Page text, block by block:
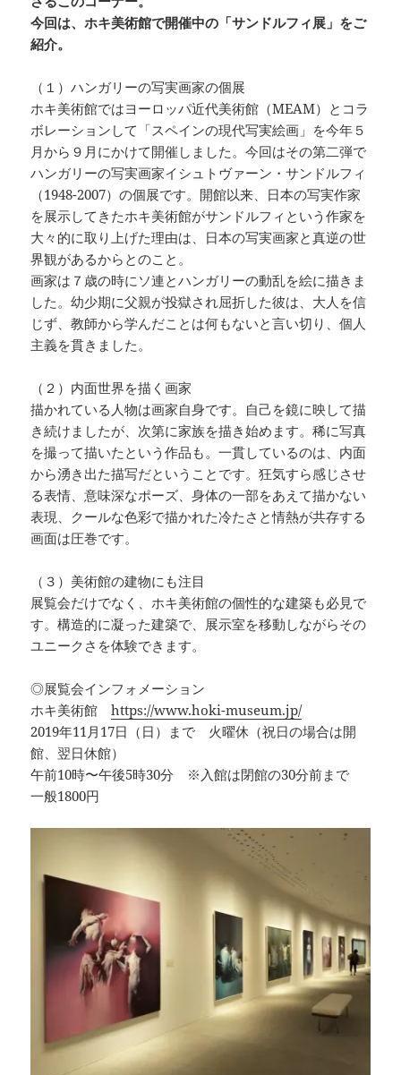
今回は、ホキ美術館で開催中の「サンドルフィ展」をご
紹介。
（１）ハンガリーの写実画家の個展
ホキ美術館ではヨーロッパ近代美術館（MEAM）とコラ
ボレーションして「スペインの現代写実絵画」を今年５
月から９月にかけて開催しました。今回はその第二弾で
ハンガリーの写実画家イシュトヴァーン・サンドルフィ
（1948-2007）の個展です。開館以来、日本の写実作家
を展示してきたホキ美術館がサンドルフィという作家を
大々的に取り上げた理由は、日本の写実画家と真逆の世
界観があるからとのこと。
画家は７歳の時にソ連とハンガリーの動乱を絵に描きま
した。幼少期に父親が投獄され屈折した彼は、大人を信
じず、教師から学んだことは何もないと言い切り、個人
主義を貫きました。
（２）内面世界を描く画家
描かれている人物は画家自身です。自己を鏡に映して描
き続けましたが、次第に家族を描き始めます。稀に写真
を撮って描いたという作品も。一貫しているのは、内面
から湧き出た描写だということです。狂気すら感じさせ
る表情、意味深なポーズ、身体の一部をあえて描かない
表現、クールな色彩で描かれた冷たさと情熱が共存する
画面は圧巻です。
（３）美術館の建物にも注目
展覧会だけでなく、ホキ美術館の個性的な建築も必見で
す。構造的に凝った建築で、展示室を移動しながらその
ユニークさを体験できます。
◎展覧会インフォメーション
ホキ美術館https://www.hoki-museum.jp/
2019年11月17日（日）まで 火曜休（祝日の場合は開
館、翌日休館）
午前10時〜午後5時30分 ※入館は閉館の30分前まで
一般1800円